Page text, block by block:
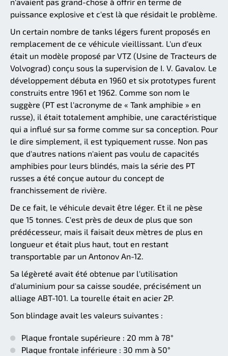
n'avaient pas grand-chose à offrir en terme de
puissance explosive et c'est là que résidait le problème.
Un certain nombre de tanks légers furent proposés en
remplacement de ce véhicule vieillissant. L'un d'eux
était un modèle proposé par VTZ (Usine de Tracteurs de
Volvograd) conçu sous la supervision de I. V. Gavalov. Le
développement débuta en 1960 et six prototypes furent
construits entre 1961 et 1962. Comme son nom le
suggère (PT est l'acronyme de « Tank amphibie » en
russe), il était totalement amphibie, une caractéristique
qui a influé sur sa forme comme sur sa conception. Pour
le dire simplement, il est typiquement russe. Non pas
que d'autres nations n'aient pas voulu de capacités
amphibies pour leurs blindés, mais la série des PT
russes a été conçue autour du concept de
franchissement de rivière.
De ce fait, le véhicule devait être léger. Et il ne pèse
que 15 tonnes. C'est près de deux de plus que son
prédécesseur, mais il faisait deux mètres de plus en
longueur et était plus haut, tout en restant
transportable par un Antonov An-12.
Sa légèreté avait été obtenue par l'utilisation
d'aluminium pour sa caisse soudée, précisément un
alliage ABT-101. La tourelle était en acier 2P.
Son blindage avait les valeurs suivantes :
Plaque frontale supérieure : 20 mm à 78°
Plaque frontale inférieure : 30 mm à 50°